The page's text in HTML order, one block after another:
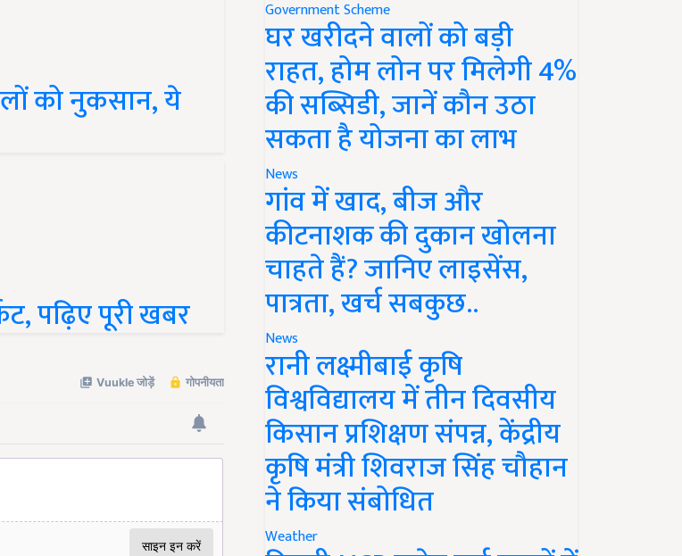
को नुकसान, ये
पढ़िए पूरी खबर
Government Scheme
घर खरीदने वालों को बड़ी
राहत, होम लोन पर मिलेगी 4%
की सब्सिडी, जानें कौन उठा
सकता है योजना का लाभ
News
गांव में खाद, बीज और
कीटनाशक की दुकान खोलना
चाहते हैं? जानिए लाइसेंस,
पात्रता, खर्च सबकुछ..
News
रानी लक्ष्मीबाई कृषि
विश्वविद्यालय में तीन दिवसीय
किसान प्रशिक्षण संपन्न, केंद्रीय
कृषि मंत्री शिवराज सिंह चौहान
ने किया संबोधित
Weather